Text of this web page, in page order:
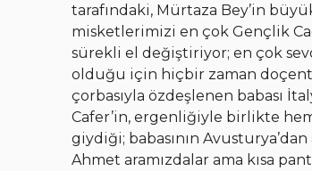
tarafındaki, Mürtaza Bey’in
misketlerimizi en çok Gençlik
sürekli el değiştiriyor; en çok
olduğu için hiçbir zaman
çorbasıyla özdeşlenen babası
Cafer’in, ergenliğiyle birlikte
giydiği; babasının
Ahmet aramızdalar ama kısa